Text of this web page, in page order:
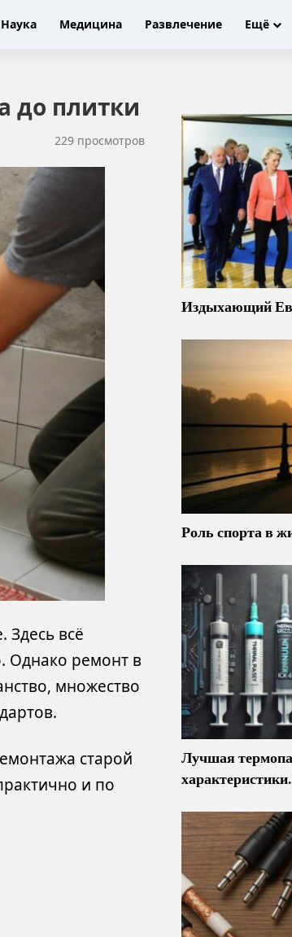
Наука Медицина Развлечение Ещё
до плитки
229 просмотров
всё
Однако ремонт в
множество
старой
и по
Издыхающий
Роль спорта в
Лучшая